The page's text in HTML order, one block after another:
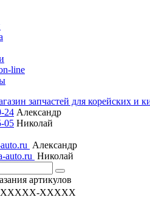
line
24 Александр
05 Николай
Александр
auto.ru Николай
артикулов
XXXXX-XXXXX